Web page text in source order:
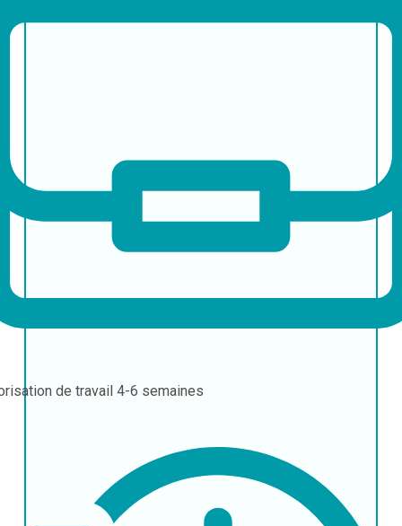
de travail 4-6 semaines